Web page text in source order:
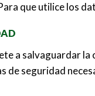
que utilice los
a salvaguardar
de seguridad